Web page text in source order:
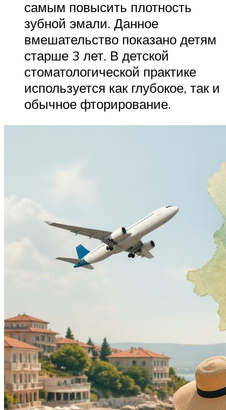
самым повысить плотность
зубной эмали. Данное
вмешательство показано детям
старше 3 лет. В детской
стоматологической практике
используется как глубокое, так и
обычное фторирование.